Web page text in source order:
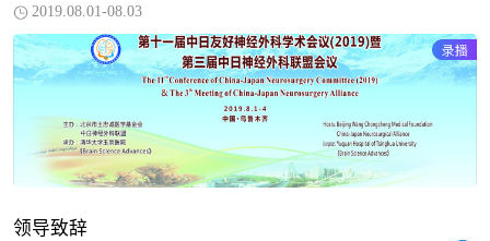
2019.08.01-08.03
领导致辞